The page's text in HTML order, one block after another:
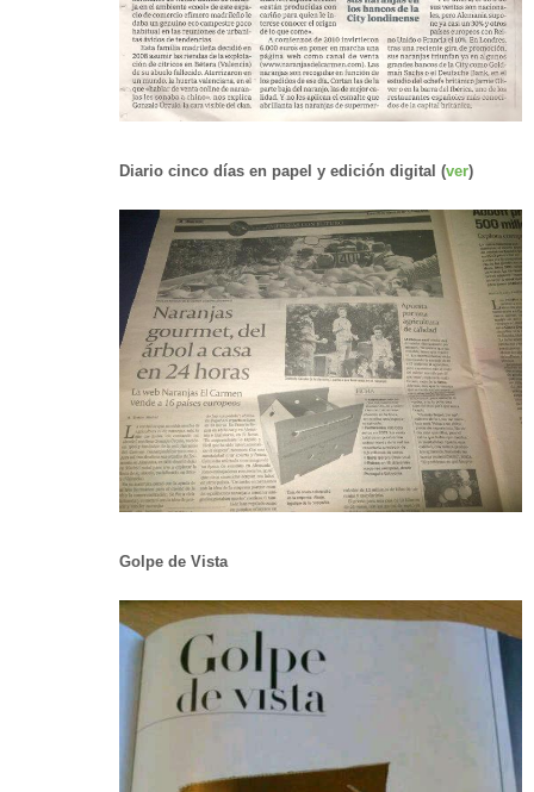
Diario cinco días en papel y edición digital (ver)
Golpe de Vista